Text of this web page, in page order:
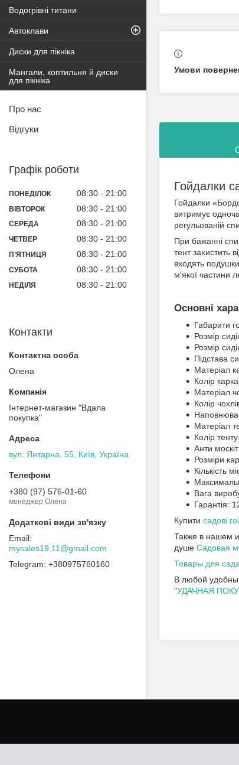
Гойдалки
Гойдалки
витримує
регульованій
При бажанні
тент захистить
входять
м'якої частини
Основні
Габарити
Розмір
Розмір
Підстава
Матеріал
Колір
Матеріал
Колір
Матеріал
Колір
Анти
Розміри
Кількість
Вага
Гарантія:
Купити садові
Также в нашем
душе Садовая
Товары для
В любой
"УДАЧНАЯ
Водогрівні титани
Автоклави
Диски для пікніка
Мангали, коптильня й диски
для пікніка
Про нас
Відгуки
Графік роботи
ПОНЕДІЛОК 08:30 21:00
ВІВТОРОК 08:30 21:00
СЕРЕДА 08:30 21:00
ЧЕТВЕР 08:30 21:00
ПʼЯТНИЦЯ 08:30 21:00
СУБОТА 08:30 21:00
НЕДІЛЯ 08:30 21:00
Контакти
Олена
Інтернет-магазин "Вдала
покупка"
вул. Янтарна, 55, Київ, Україна
+380 (97) 576-01-60
менеджер Олена
mysales19.11@gmail.com
+380975760160